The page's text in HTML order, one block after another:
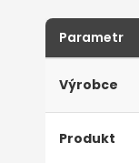
Parametr
Výrobce
Produkt